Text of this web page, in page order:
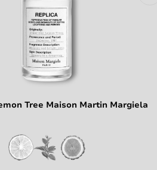
Tree Maison Martin Margiela